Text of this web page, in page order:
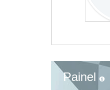
Painel